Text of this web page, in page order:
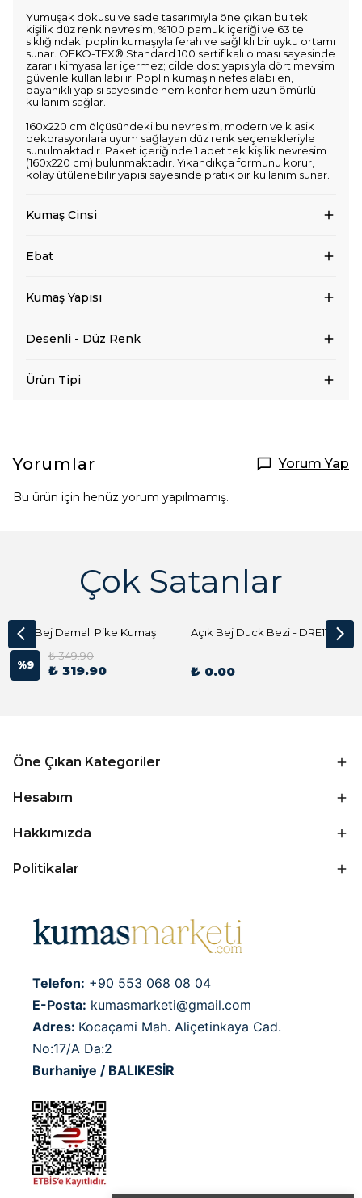
Yumuşak dokusu ve sade tasarımıyla öne çıkan bu tek
kişilik düz renk nevresim, %100 pamuk içeriği ve 63 tel
sıklığındaki poplin kumaşıyla ferah ve sağlıklı bir uyku ortamı
sunar. OEKO-TEX® Standard 100 sertifikalı olması sayesinde
zararlı kimyasallar içermez; cilde dost yapısıyla dört mevsim
güvenle kullanılabilir. Poplin kumaşın nefes alabilen,
dayanıklı yapısı sayesinde hem konfor hem uzun ömürlü
kullanım sağlar.
160x220 cm ölçüsündeki bu nevresim, modern ve klasik
dekorasyonlara uyum sağlayan düz renk seçenekleriyle
sunulmaktadır. Paket içeriğinde 1 adet tek kişilik nevresim
(160x220 cm) bulunmaktadır. Yıkandıkça formunu korur,
kolay ütülenebilir yapısı sayesinde pratik bir kullanım sunar.
Kumaş Cinsi
Ebat
Kumaş Yapısı
Desenli - Düz Renk
Ürün Tipi
Yorumlar Yorum Yap
Bu ürün için henüz yorum yapılmamış.
Çok Satanlar
Açık Bej Damalı Pike Kumaş
%9
₺ 349.90
₺ 319.90
Açık Bej Duck Bezi - DRE1144 Kumaş Peçete
₺ 0.00
Öne Çıkan Kategoriler
Hesabım
Hakkımızda
Politikalar
Telefon: +90 553 068 08 04
E-Posta: kumasmarketi@gmail.com
Adres: Kocaçami Mah. Aliçetinkaya Cad.
No:17/A Da:2
Burhaniye / BALIKESİR